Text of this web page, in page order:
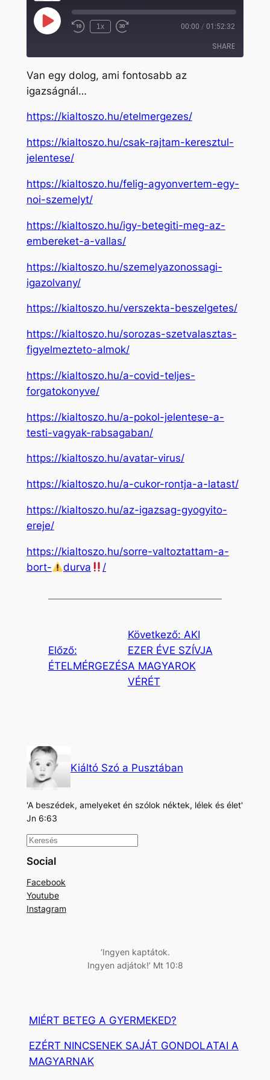
Play
Episode Rewind
1x
Fast
seconds
00:00 / 01:52:32
SHARE
SHARE
Van egy dolog, ami fontosabb az
igazságnál…
https://kialtoszo.hu/etelmergezes/
https://kialtoszo.hu/csak-rajtam-keresztul-
jelentese/
https://kialtoszo.hu/felig-agyonvertem-egy-
noi-szemelyt/
https://kialtoszo.hu/igy-betegiti-meg-az-
embereket-a-vallas/
https://kialtoszo.hu/szemelyazonossagi-
igazolvany/
https://kialtoszo.hu/verszekta-beszelgetes/
https://kialtoszo.hu/sorozas-szetvalasztas-
figyelmezteto-almok/
https://kialtoszo.hu/a-covid-teljes-
forgatokonyve/
https://kialtoszo.hu/a-pokol-jelentese-a-
testi-vagyak-rabsagaban/
https://kialtoszo.hu/avatar-virus/
https://kialtoszo.hu/a-cukor-rontja-a-latast/
https://kialtoszo.hu/az-igazsag-gyogyito-
ereje/
https://kialtoszo.hu/sorre-valtoztattam-a-
bort-
durva /
Előző:
ÉTELMÉRGEZÉS
Következő: AKI
EZER ÉVE SZÍVJA
A MAGYAROK
VÉRÉT
Kiáltó Szó a Pusztában
'A beszédek, amelyeket én szólok néktek, lélek és élet'
Jn 6:63
K
e
e
s
Social
Facebook
Youtube
Instagram
‘Ingyen kaptátok.
Ingyen adjátok!’ Mt 10:8
MIÉRT BETEG A GYERMEKED?
EZÉRT NINCSENEK SAJÁT GONDOLATAI A
MAGYARNAK